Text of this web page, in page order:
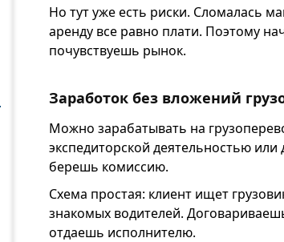
Но тут уже есть риски. Сломалась
аренду все равно плати. Поэтому
почувствуешь рынок.
Заработок без вложений
Можно зарабатывать на
экспедиторской деятельностью
берешь комиссию.
Схема простая: клиент ищет
знакомых водителей.
отдаешь исполнителю.